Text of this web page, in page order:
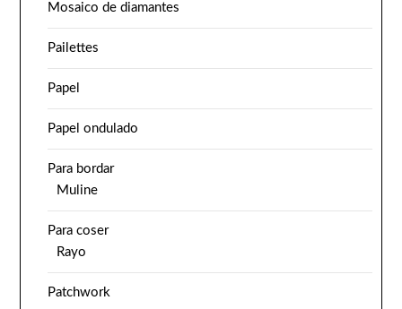
Mosaico de diamantes
Pailettes
Papel
Papel ondulado
Para bordar
Muline
Para coser
Rayo
Patchwork